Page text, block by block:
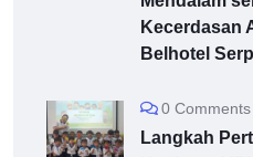
Kecerdasan
Belhotel
0 Comments
Langkah